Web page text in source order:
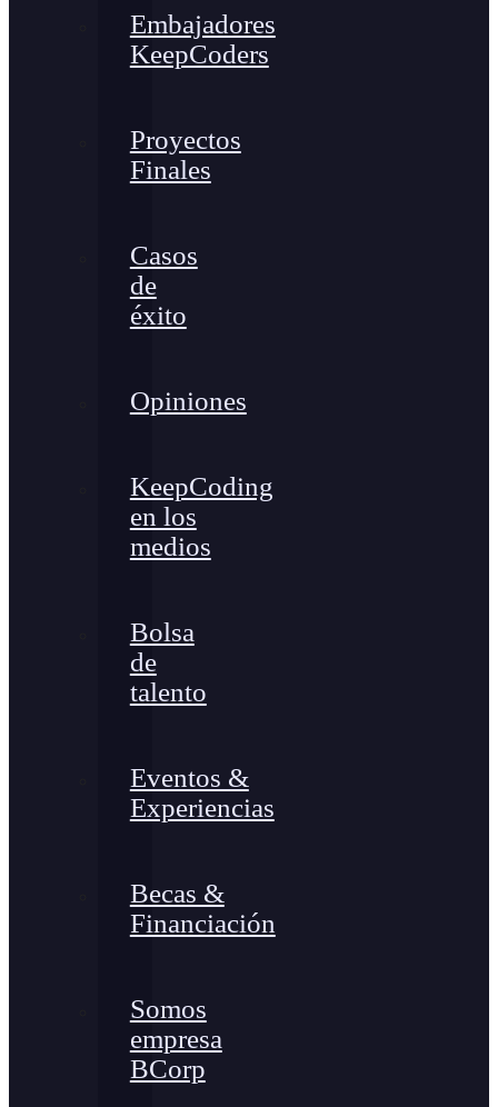
Embajadores
KeepCoders
Proyectos
Finales
Casos
de
éxito
Opiniones
KeepCoding
en los
medios
Bolsa
de
talento
Eventos &
Experiencias
Becas &
Financiación
Somos
empresa
BCorp